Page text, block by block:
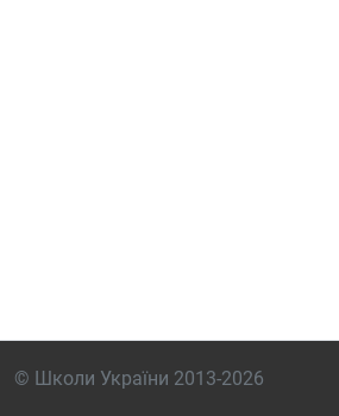
© Школи України 2013-2026